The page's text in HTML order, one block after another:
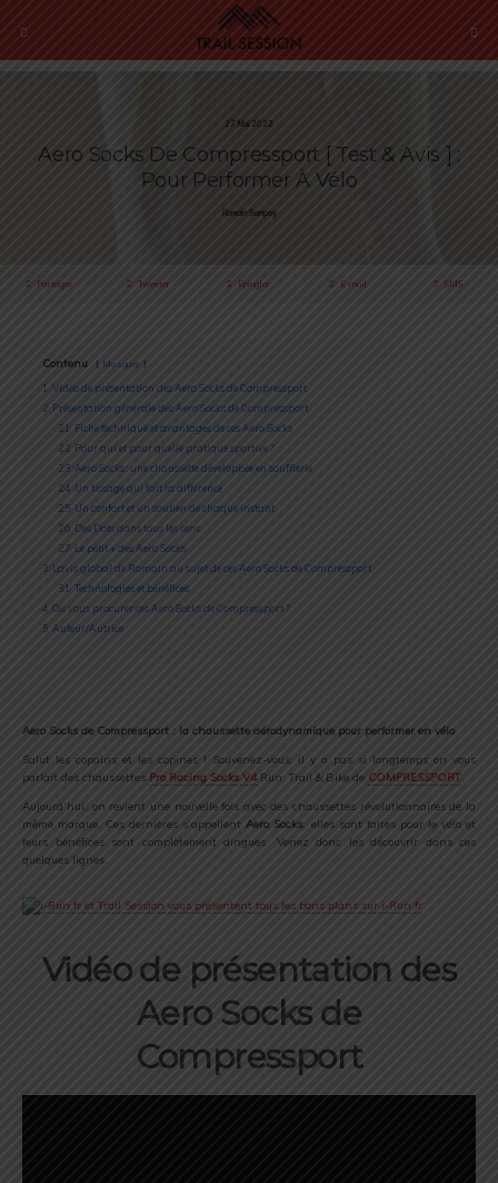
27 Mai 2022
Aero Socks De Compressport [ Test & Avis ] :
Pour Performer À Vélo
Romain Sempey
Partager Tweeter Épingler E-mail SMS
Contenu Masquer
1 Vidéo de présentation des Aero Socks de Compressport
2 Présentation générale des Aero Socks de Compressport
2.1
Fiche technique et avantages de ces Aero Socks
2.2 Pour qui et pour quelle pratique sportive ?
2.3 Aero Socks : une chaussette développée en soufflerie
2.4 Un tissage qui fait la différence
2.5 Un confort et un soutien de chaque instant
2.6 Des Dots dans tous les sens
2.7 Le petit + des Aero Socks
3 L’avis global de Romain au sujet de ces Aero Socks de Compressport
3.1 Technologies et bénéfices
4 Où vous procurer ces Aero Socks de Compressport ?
5 Auteur/Autrice
Aero Socks de Compressport : la chaussette aérodynamique pour performer en vélo
Salut les copains et les copines ! Souvenez-vous, il y a pas si longtemps on vous
parlait des chaussettes Pro Racing Socks V4Run, Trail & Bike de COMPRESSPORT.
Aujourd’hui, on revient une nouvelle fois avec des chaussettes révolutionnaires de la
même marque. Ces dernières s’appellentAero Socks, elles sont faites pour le vélo et
leurs bénéfices sont complètement dingues. Venez donc les découvrir dans ces
quelques lignes.
Vidéo de présentation des
Aero Socks de
Compressport